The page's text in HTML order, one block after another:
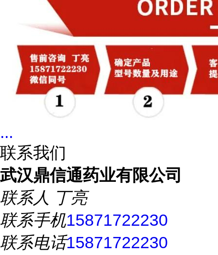
...
联系我们
武汉鼎信通药业有限公司
联系人 丁亮
联系手机15871722230
联系电话15871722230